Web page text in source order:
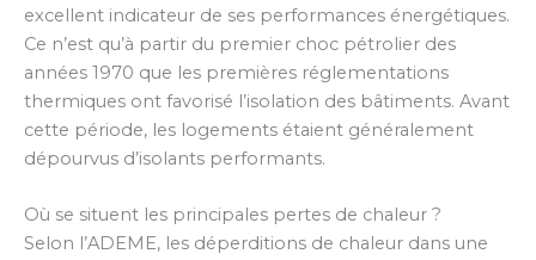
excellent indicateur de ses performances énergétiques.
Ce n’est qu’à partir du premier choc pétrolier des
années 1970 que les premières réglementations
thermiques ont favorisé l’isolation des bâtiments. Avant
cette période, les logements étaient généralement
dépourvus d’isolants performants.
Où se situent les principales pertes de chaleur ?
Selon l’ADEME, les déperditions de chaleur dans une